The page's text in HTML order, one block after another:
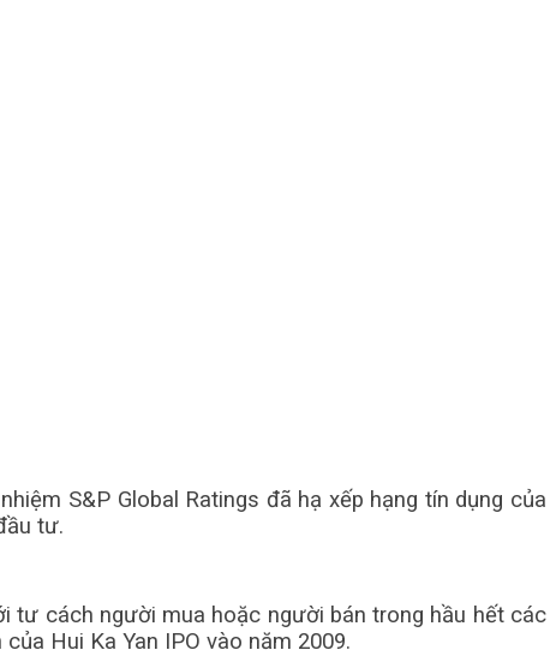
S&P Global Ratings đã hạ xếp hạng tín dụng của
tư.
tư cách người mua hoặc người bán trong hầu hết các
Hui Ka Yan IPO vào năm 2009.